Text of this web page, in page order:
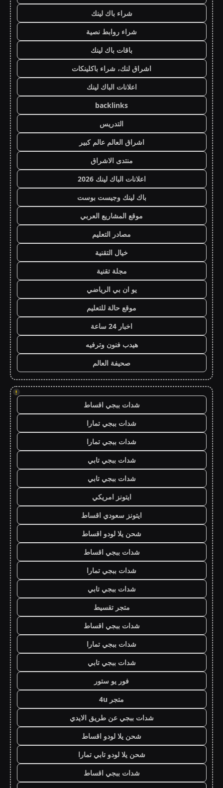
شراء باك لينك
شراء روابط نصية
باقات باك لينك
اشراق لنك، شراء باكلينكات
اعلانات الباك لينك
backlinks
التدريس
اشراق العالم عالم كبير
منتدى الاشراق
اعلانات الباك لينك 2026
باك لينك وجيست بوست
موقع المشاريع العربي
مصادر التعليم
خيال التقنية
مجلة تقنية
يو ان بي الرياضي
موقع حالة للتعليم
اخبار 24 ساعة
هيدب فنون وترفيه
صحيفة العالم
!
شدات ببجي اقساط
شدات ببجي تمارا
شدات ببجي تمارا
شدات ببجي تابي
شدات ببجي تابي
ايتونز امريكي
ايتونز سعودي اقساط
شحن يلا لودو اقساط
شدات ببجي اقساط
شدات ببجي تمارا
شدات ببجي تابي
متجر تقسيط
شدات ببجي اقساط
شدات ببجي تمارا
شدات ببجي تابي
فور يو ستور
متجر 4u
شدات ببجي عن طريق الايدي
شحن يلا لودو اقساط
شحن يلا لودو تابي تمارا
شدات ببجي اقساط